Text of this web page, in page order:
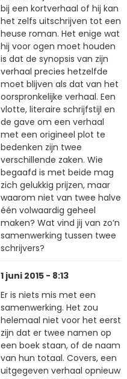
bij een kortverhaal of hij kan
het zelfs uitschrijven tot een
heuse roman. Het enige wat
hij voor ogen moet houden
is dat de synopsis van zijn
verhaal precies hetzelfde
moet blijven als dat van het
oorspronkelijke verhaal. Een
vlotte, literaire schrijfstijl en
de gave om een verhaal
met een origineel plot te
bedenken zijn twee
verschillende zaken. Wie
begaafd is met beide mag
zich gelukkig prijzen, maar
waarom niet van twee halve
één volwaardig geheel
maken? Wat vind jij van zo’n
samenwerking tussen twee
schrijvers?
1 juni 2015 - 8:13
Er is niets mis met een
samenwerking. Het zou
helemaal niet voor het eerst
zijn dat er twee namen op
een boek staan, of de naam
van hun totaal. Covers, een
uitgegeven verhaal opnieuw